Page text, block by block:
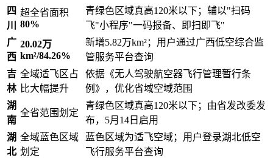
四
川
超全省面积
80%
青绿色区域真高120米以下；辅以"扫码
飞"小程序"一码报备、即扫即飞"
广
西
20.02万
km²/84.26%
新增5.82万km²；用户通过广西低空综合监
管服务平台查询
吉
林
全域适飞区占
比大幅提升
依据《无人驾驶航空器飞行管理暂行条
例》，优化省域空域范围
湖
南
全省范围划定
青绿色区域真高120米以下；由省发改委发
布，5月14日启用
湖
北
全域蓝色区域
划定
蓝色区域为适飞空域；用户登录湖北低空
飞行服务平台查询